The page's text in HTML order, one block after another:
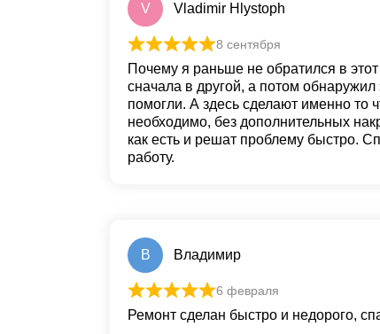
V Vladimir Hlystoph
8 сентября
Почему я раньше не обратился в
сначала в другой, а потом
помогли. А здесь сделают именно то
необходимо, без дополнительных
как есть и решат проблему быстро.
работу.
В Владимир
6 февраля
Ремонт сделан быстро и недорого,